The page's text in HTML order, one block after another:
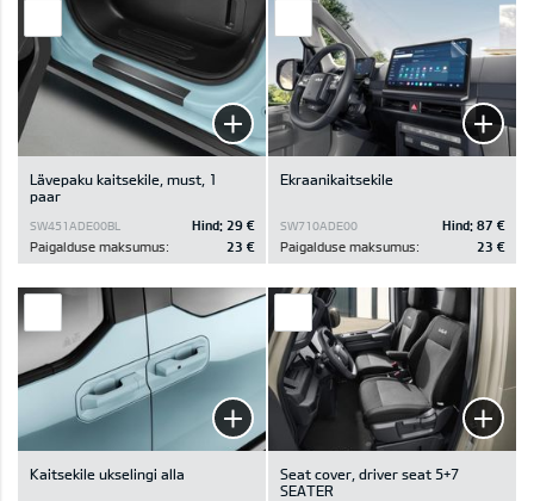
Lävepaku kaitsekile, must, 1
paar
SW451ADE00BL Hind: 29 €
Paigalduse maksumus:
23 €
Ekraanikaitsekile
SW710ADE00 Hind: 87 €
Paigalduse maksumus:
23 €
Kaitsekile ukselingi alla
Seat cover, driver seat 5+7
SEATER